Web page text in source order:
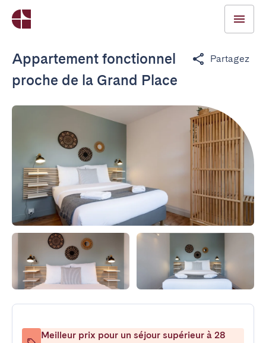
Appartement fonctionnel
proche de la Grand Place
Partagez
Meilleur prix pour un séjour supérieur à 28